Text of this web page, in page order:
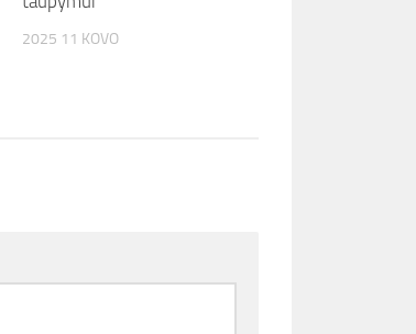
2025 11 KOVO